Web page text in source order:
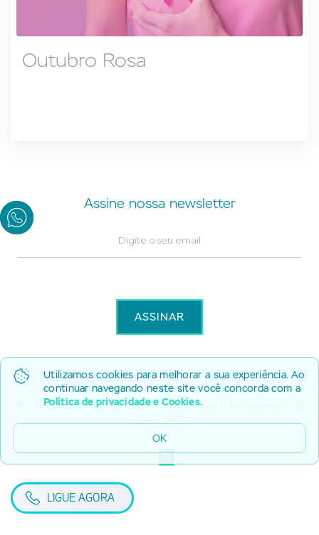
LIGUE AGORA
Utilizamos cookies para melhorar a sua experiência. Ao
continuar navegando neste site você concorda com a
Política de privacidade e Cookies.
OK
Outubro Rosa
Assine nossa newsletter
© MedCenter | Av. Soledade, 569 - Bairro Três Figueiras - 51
3378 9999